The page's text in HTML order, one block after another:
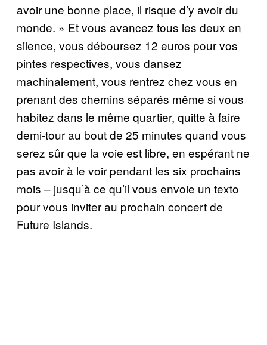
avoir une bonne place, il risque d’y avoir du
monde. » Et vous avancez tous les deux en
silence, vous déboursez 12 euros pour vos
pintes respectives, vous dansez
machinalement, vous rentrez chez vous en
prenant des chemins séparés même si vous
habitez dans le même quartier, quitte à faire
demi-tour au bout de 25 minutes quand vous
serez sûr que la voie est libre, en espérant ne
pas avoir à le voir pendant les six prochains
mois – jusqu’à ce qu’il vous envoie un texto
pour vous inviter au prochain concert de
Future Islands.